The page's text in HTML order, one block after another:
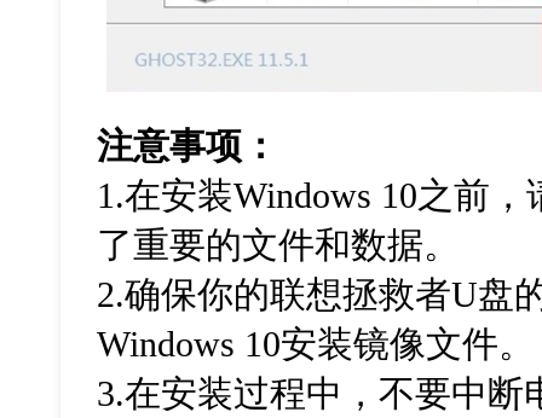
注意事项：
1.在安装Windows 10之前
了重要的文件和数据。
2.确保你的联想拯救者U盘
Windows 10安装镜像文件。
3.在安装过程中，不要中